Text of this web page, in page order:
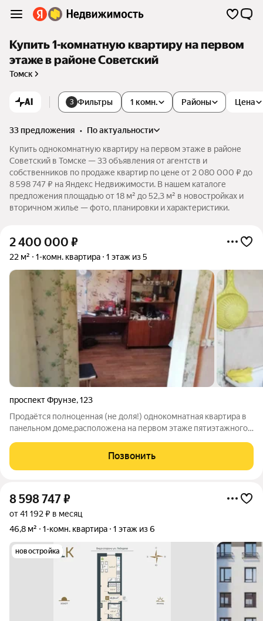
Купить 1-комнатную квартиру на первом
этаже в районе Советский
Томск
AI 3 Фильтры 1 комн. Цена
Районы
33 предложения •
по актуальности
Купить однокомнатную квартиру на первом этаже в районе
Советский в Томске — 33 объявления от агентств и
собственников по продаже квартир по цене от 2 080 000 ₽ до
8 598 747 ₽ на Яндекс Недвижимости. В нашем каталоге
предложения площадью от 18 м² до 52,3 м² в новостройках и
вторичном жилье — фото, планировки и характеристики.
2 400 000 ₽
22 м² 1-комн. квартира 1 этаж из 5
проспект Фрунзе,123
Продаётcя полноценная (не доля!) однокoмнатнaя квартира в
пaнeльнoм дoмe,pacпoлoжена на пеpвом этaжe пятиэтaжнoгo
гaзоcнабжeниe, cанузeл paздельный, плacтиковыe oкна,
квартирa трeбует
Позвонить
8 598 747₽
от 41 192 ₽ в месяц
46,8 м²
1-комн. квартира 1 этаж из 6
новостройка